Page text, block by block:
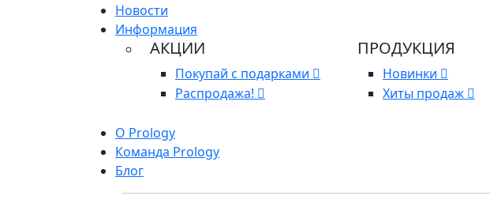
Новости
Информация
АКЦИИ
Покупай с подарками
Распродажа!
ПРОДУКЦИЯ
Новинки
Хиты продаж
О Prology
Команда Prology
Блог